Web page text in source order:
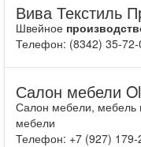
Вива Текстиль
Швейное
Телефон: (8342) 35-72-
Салон мебели
Салон мебели, мебель
мебели
Телефон: +7 (927) 179-